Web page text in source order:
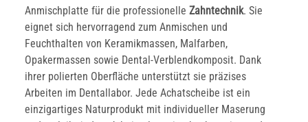
Anmischplatte für die professionelle Zahntechnik. Sie
eignet sich hervorragend zum Anmischen und
Feuchthalten von Keramikmassen, Malfarben,
Opakermassen sowie Dental-Verblendkomposit. Dank
ihrer polierten Oberfläche unterstützt sie präzises
Arbeiten im Dentallabor. Jede Achatscheibe ist ein
einzigartiges Naturprodukt mit individueller Maserung